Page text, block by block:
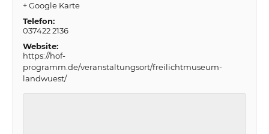
+ Google Karte
Telefon:
037422 2136
Website:
https://hof-
programm.de/veranstaltungsort/freilichtmuseum-
landwuest/